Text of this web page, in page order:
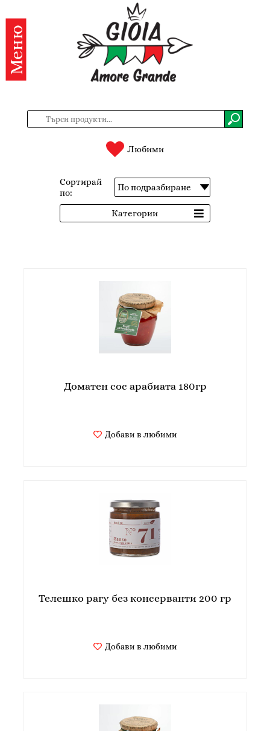
Категории
Продукти
нас
Регистрация
Меню
Любими
Сортирай
по:
Категории
Доматен сос арабиата 180гр
Добави в любими
Телешко рагу без консерванти 200 гр
Добави в любими